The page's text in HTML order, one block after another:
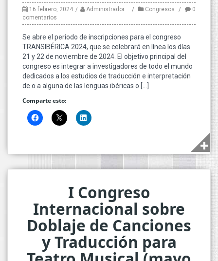
16 febrero, 2024 Administrador Congresos
0
comentarios
Se abre el periodo de inscripciones para el congreso
TRANSIBÉRICA 2024, que se celebrará en línea los días
21 y 22 de noviembre de 2024. El objetivo principal del
congreso es integrar a investigadores de todo el mundo
dedicados a los estudios de traducción e interpretación
de o a alguna de las lenguas ibéricas o […]
Comparte esto:
I Congreso
Internacional sobre
Doblaje de Canciones
y Traducción para